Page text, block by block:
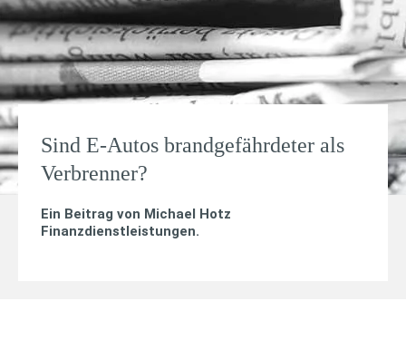
Sind E-Autos brandgefährdeter als
Verbrenner?
Ein Beitrag von Michael Hotz
Finanzdienstleistungen.